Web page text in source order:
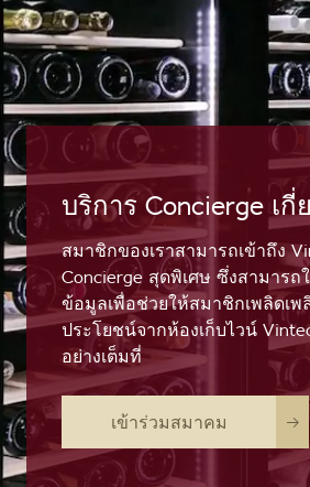
บริการ Concierge เกี่
สมาชิกของเราสามารถเข้าถึง
Concierge สุดพิเศษ ซึ่งสามารถ
ข้อมูลเพื่อช่วยให้สมาชิกเพลิดเพ
ประโยชน์จากห้องเก็บไวน์
อย่างเต็มที่
เข้าร่วมสมาคม